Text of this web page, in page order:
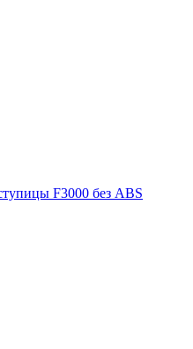
F3000 без ABS